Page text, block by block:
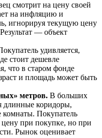
смотрит на цену своей
на инфляцию и
игнорируя текущую цену
— объект
удивляется,
стоит дешевле
что в старом фонде
и площадь может быть
метров. В больших
длинные коридоры,
Покупатель
при покупке, но при
Рынок оценивает